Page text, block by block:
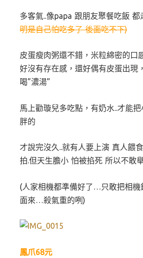
多客氣..像papa 跟朋友聚餐吃飯
明是自己怕吃多了 後面吃不下)
皮蛋瘦肉粥還不錯，米粒綿密的口
好沒有存在感，還好偶有皮蛋出現
喝”濃湯”
馬上勸璇兒多吃點，有奶水..才能
胖的
才說完沒久..就有人要上演 真人餵
拍.但天生膽小 怕被掐死 所以不敢
(人家相機都準備好了…只敢把相機
面來…殺氣重的咧)
鳳爪68元